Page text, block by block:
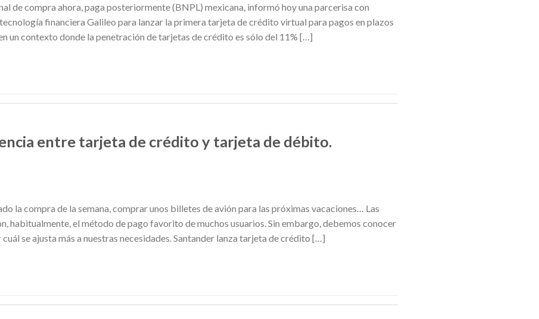
de compra ahora, paga posteriormente (BNPL) mexicana, informó hoy una parcerisa con
financiera Galileo para lanzar la primera tarjeta de crédito virtual para pagos en plazos
un contexto donde la penetración de tarjetas de crédito es sólo del 11% […]
entre tarjeta de crédito y tarjeta de débito.
la compra de la semana, comprar unos billetes de avión para las próximas vacaciones… Las
habitualmente, el método de pago favorito de muchos usuarios. Sin embargo, debemos conocer
se ajusta más a nuestras necesidades. Santander lanza tarjeta de crédito […]